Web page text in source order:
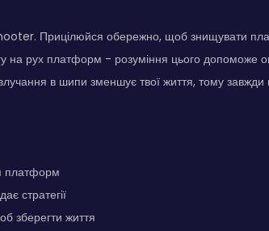
Прицілюйся обережно, щоб знищувати
на рух платформ - розуміння цього допоможе
в шипи зменшує твої життя, тому завжди
платформ
стратегії
зберегти життя